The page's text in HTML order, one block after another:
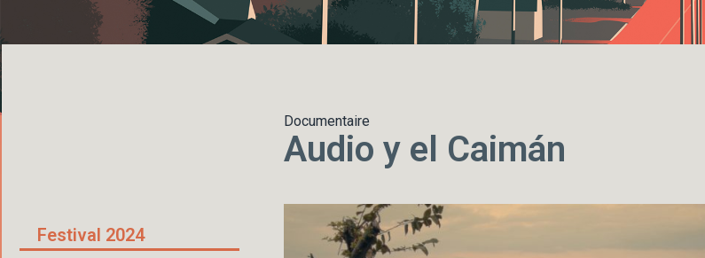
Festival 2024
Documentaire
Audio y el Caimán